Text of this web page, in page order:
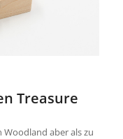
Treasure
aber als zu